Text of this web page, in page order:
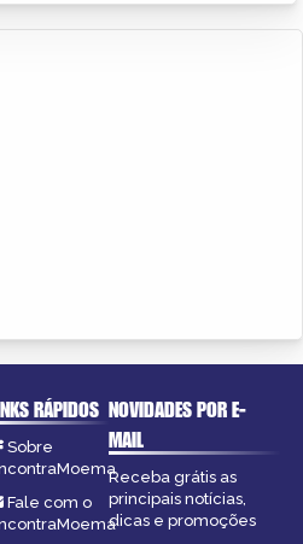
RÁPIDOS
Sobre
Fale com o
NOVIDADES POR E-
MAIL
Receba grátis as
principais notícias,
dicas e promoções